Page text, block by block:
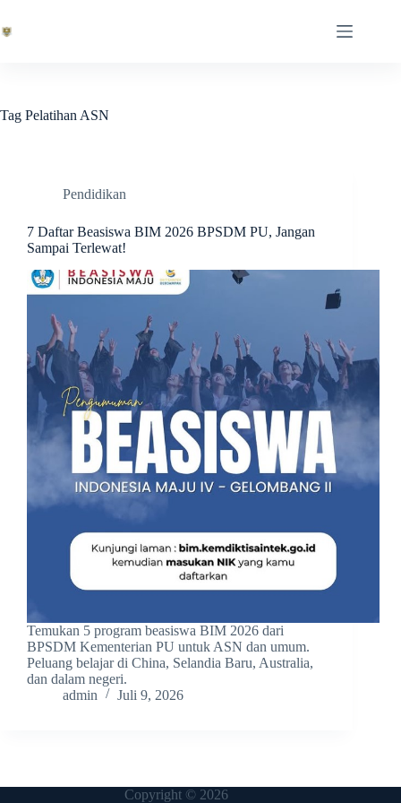
content
Tag Pelatihan ASN
Pendidikan
7 Daftar Beasiswa BIM 2026 BPSDM PU, Jangan
Sampai Terlewat!
Temukan 5 program beasiswa BIM 2026 dari
BPSDM Kementerian PU untuk ASN dan umum.
Peluang belajar di China, Selandia Baru, Australia,
dan dalam negeri.
admin
Juli 9, 2026
Copyright © 2026